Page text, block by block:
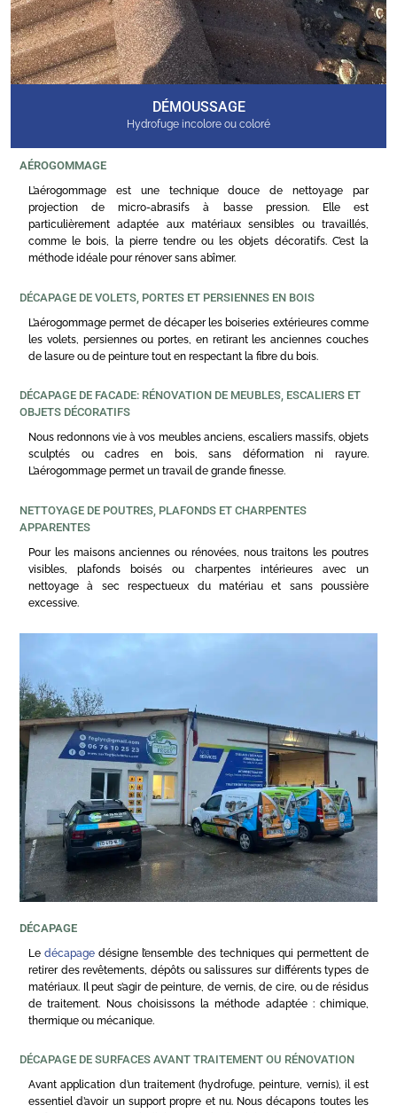
DÉMOUSSAGE
Hydrofuge incolore ou coloré
AÉROGOMMAGE
L’aérogommage est une technique douce de nettoyage par
projection de micro-abrasifs à basse pression. Elle est
particulièrement adaptée aux matériaux sensibles ou travaillés,
comme le bois, la pierre tendre ou les objets décoratifs. C’est la
méthode idéale pour rénover sans abîmer.
DÉCAPAGE DE VOLETS, PORTES ET PERSIENNES EN BOIS
L’aérogommage permet de décaper les boiseries extérieures comme
les volets, persiennes ou portes, en retirant les anciennes couches
de lasure ou de peinture tout en respectant la fibre du bois.
DÉCAPAGE DE FACADE: RÉNOVATION DE MEUBLES, ESCALIERS ET
OBJETS DÉCORATIFS
Nous redonnons vie à vos meubles anciens, escaliers massifs, objets
sculptés ou cadres en bois, sans déformation ni rayure.
L’aérogommage permet un travail de grande finesse.
NETTOYAGE DE POUTRES, PLAFONDS ET CHARPENTES
APPARENTES
Pour les maisons anciennes ou rénovées, nous traitons les poutres
visibles, plafonds boisés ou charpentes intérieures avec un
nettoyage à sec respectueux du matériau et sans poussière
excessive.
DÉCAPAGE
Ledécapage désigne l’ensemble des techniques qui permettent de
retirer des revêtements, dépôts ou salissures sur différents types de
matériaux. Il peut s’agir de peinture, de vernis, de cire, ou de résidus
de traitement. Nous choisissons la méthode adaptée : chimique,
thermique ou mécanique.
DÉCAPAGE DE SURFACES AVANT TRAITEMENT OU RÉNOVATION
Avant application d’un traitement (hydrofuge, peinture, vernis), il est
essentiel d’avoir un support propre et nu. Nous décapons toutes les